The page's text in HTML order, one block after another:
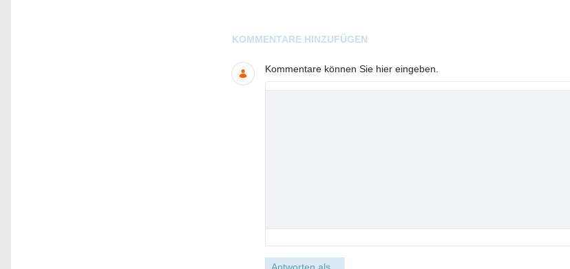
Blogs
KOMMENTARE HINZUFÜGEN
Kommentare können Sie hier eingeben.
Antworten als...